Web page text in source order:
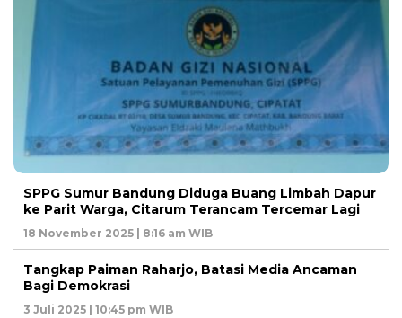
SPPG Sumur Bandung Diduga Buang Limbah Dapur
ke Parit Warga, Citarum Terancam Tercemar Lagi
18 November 2025 | 8:16 am WIB
Tangkap Paiman Raharjo, Batasi Media Ancaman
Bagi Demokrasi
3 Juli 2025 | 10:45 pm WIB